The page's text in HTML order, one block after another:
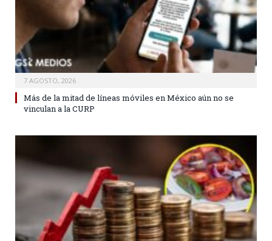
7 AGOSTO, 2026
Más de la mitad de líneas móviles en México aún no se
vinculan a la CURP